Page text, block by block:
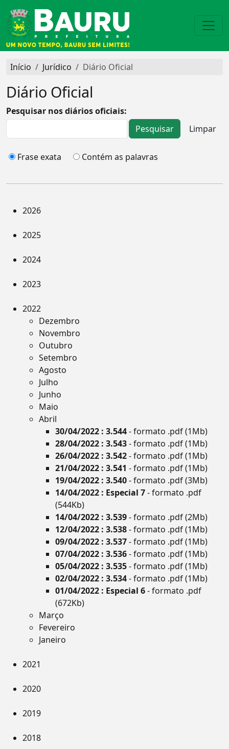
Início Jurídico Diário Oficial
Diário Oficial
Pesquisar nos diários oficiais:
Frase exata Contém as palavras
2026
2025
2024
2023
2022
Dezembro
Novembro
Outubro
Setembro
Agosto
Julho
Junho
Maio
Abril
30/04/2022 : 3.544- formato .pdf (1Mb)
28/04/2022 : 3.543- formato .pdf (1Mb)
26/04/2022 : 3.542- formato .pdf (1Mb)
21/04/2022 : 3.541 - formato .pdf (1Mb)
19/04/2022 : 3.540- formato .pdf (3Mb)
14/04/2022 : Especial 7- formato .pdf
(544Kb)
14/04/2022 : 3.539- formato .pdf (2Mb)
12/04/2022 : 3.538- formato .pdf (1Mb)
09/04/2022 : 3.537- formato .pdf (1Mb)
07/04/2022 : 3.536- formato .pdf (1Mb)
05/04/2022 : 3.535- formato .pdf (1Mb)
02/04/2022 : 3.534- formato .pdf (1Mb)
01/04/2022 : Especial 6- formato .pdf
(672Kb)
Março
Fevereiro
Janeiro
2021
2020
2019
2018